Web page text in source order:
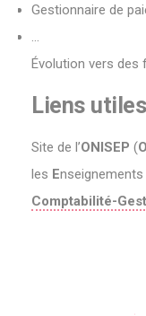
Gestionnaire de
…
Évolution vers des
Liens utiles
Site de l’ONISEP (O
les Enseignements
Comptabilité-